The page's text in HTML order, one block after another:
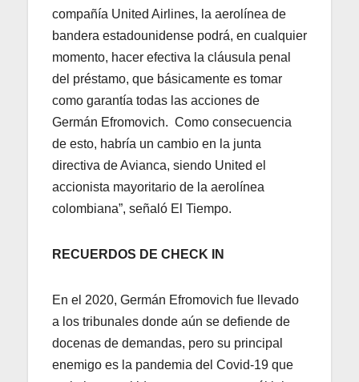
compañía United Airlines, la aerolínea de
bandera estadounidense podrá, en cualquier
momento, hacer efectiva la cláusula penal
del préstamo, que básicamente es tomar
como garantía todas las acciones de
Germán Efromovich. Como consecuencia
de esto, habría un cambio en la junta
directiva de Avianca, siendo United el
accionista mayoritario de la aerolínea
colombiana”, señaló El Tiempo.
RECUERDOS DE CHECK IN
En el 2020, Germán Efromovich fue llevado
a los tribunales donde aún se defiende de
docenas de demandas, pero su principal
enemigo es la pandemia del Covid-19 que